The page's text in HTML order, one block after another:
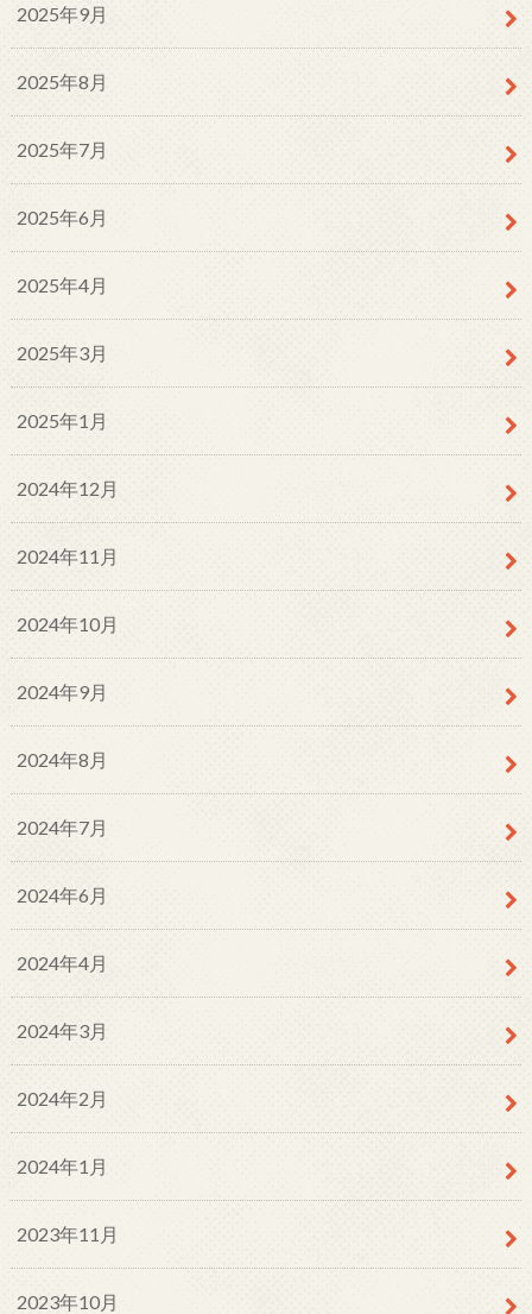
2025年9月
2025年8月
2025年7月
2025年6月
2025年4月
2025年3月
2025年1月
2024年12月
2024年11月
2024年10月
2024年9月
2024年8月
2024年7月
2024年6月
2024年4月
2024年3月
2024年2月
2024年1月
2023年11月
2023年10月